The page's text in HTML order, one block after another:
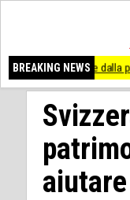
BREAKING NEWS
dalla parte degli ultimi